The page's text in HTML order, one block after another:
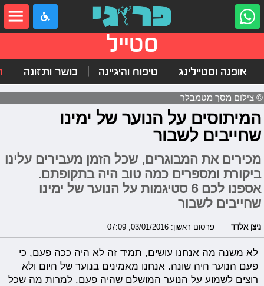
סטייל
אופנה וסטיילינג טיפוח והיגיינה כושר ותזונה
© צילום מסך מטמבלר
המיתוסים על הנוער של ימינו
שחייבים לשבור
מכירים את המבוגרים, שכל הזמן מעבירים עלינו
ביקורת ומספרים כמה טוב היה בתקופתם.
אספנו לכם 6 סטיגמות על הנוער של ימינו
שחייבים לשבור
ניצן אלדד פרסום ראשון: 03/01/2016, 07:09
לא משנה מה אנחנו עושים, תמיד זה לא היה ככה פעם, כי
פעם הנוער היה שונה. אנחנו מאמינים בנוער של היום ולא
רוצים לשמוע על הנוער המושלם שהיה פעם. למרות מה שכל